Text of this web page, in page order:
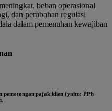
beban operasional
dan perubahan regulasi
dalam pemenuhan kewajiban
pemotongan pajak klien (yaitu: PPh